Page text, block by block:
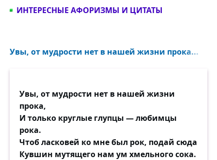
ИНТЕРЕСНЫЕ АФОРИЗМЫ И ЦИТАТЫ
Увы, от мудрости нет в нашей жизни прока...
Увы, от мудрости нет в нашей жизни
прока,
И только круглые глупцы — любимцы
рока.
Чтоб ласковей ко мне был рок, подай сюда
Кувшин мутящего нам ум хмельного сока.